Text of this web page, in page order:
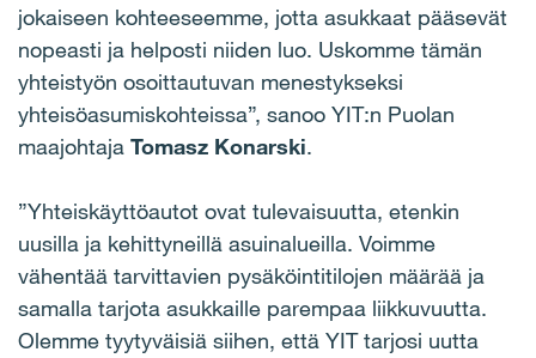
jokaiseen kohteeseemme, jotta asukkaat pääsevät
nopeasti ja helposti niiden luo. Uskomme tämän
yhteistyön osoittautuvan menestykseksi
yhteisöasumiskohteissa”, sanoo YIT:n Puolan
maajohtaja Tomasz Konarski.
”Yhteiskäyttöautot ovat tulevaisuutta, etenkin
uusilla ja kehittyneillä asuinalueilla. Voimme
vähentää tarvittavien pysäköintitilojen määrää ja
samalla tarjota asukkaille parempaa liikkuvuutta.
Olemme tyytyväisiä siihen, että YIT tarjosi uutta